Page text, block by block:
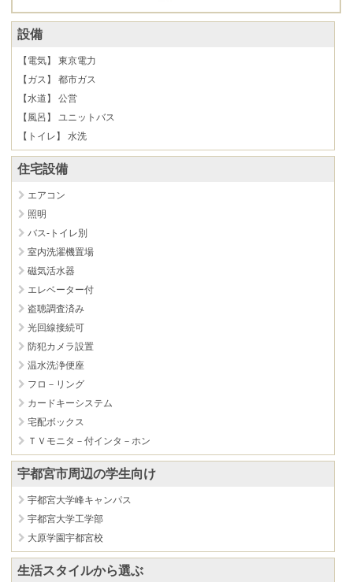
設備
【電気】 東京電力
【ガス】 都市ガス
【水道】 公営
【風呂】 ユニットバス
【トイレ】 水洗
住宅設備
エアコン
照明
バス-トイレ別
室内洗濯機置場
磁気活水器
エレベーター付
盗聴調査済み
光回線接続可
防犯カメラ設置
温水洗浄便座
フロ－リング
カードキーシステム
宅配ボックス
ＴＶモニタ－付インタ－ホン
宇都宮市周辺の学生向け
宇都宮大学峰キャンパス
宇都宮大学工学部
大原学園宇都宮校
生活スタイルから選ぶ